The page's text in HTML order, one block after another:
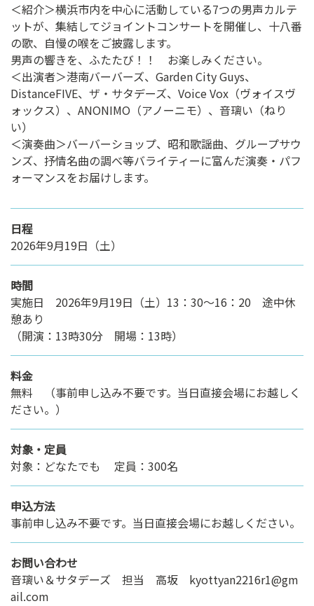
＜紹介＞横浜市内を中心に活動している7つの男声カルテ
ットが、集結してジョイントコンサートを開催し、十八番
の歌、自慢の喉をご披露します。
男声の響きを、ふたたび！！ お楽しみください。
＜出演者＞港南バーバーズ、Garden City Guys、
DistanceFIVE、ザ・サタデーズ、Voice Vox（ヴォイスヴ
ォックス）、ANONIMO（アノーニモ）、音璃い（ねり
い）
＜演奏曲＞バーバーショップ、昭和歌謡曲、グループサウ
ンズ、抒情名曲の調べ等バライティーに富んだ演奏・パフ
ォーマンスをお届けします。
日程
2026年9月19日（土）
時間
実施日 2026年9月19日（土）13：30～16：20 途中休
憩あり
（開演：13時30分 開場：13時）
料金
無料 （事前申し込み不要です。当日直接会場にお越しく
ださい。）
対象・定員
対象：どなたでも 定員：300名
申込方法
事前申し込み不要です。当日直接会場にお越しください。
お問い合わせ
音璃い＆サタデーズ 担当 高坂 kyottyan2216r1@gm
ail.com